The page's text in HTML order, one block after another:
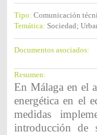
Tipo: Comunicación
Temática: Sociedad;
Documentos asociados:
Resumen:
En Málaga en el
energética en el
medidas
introducción de